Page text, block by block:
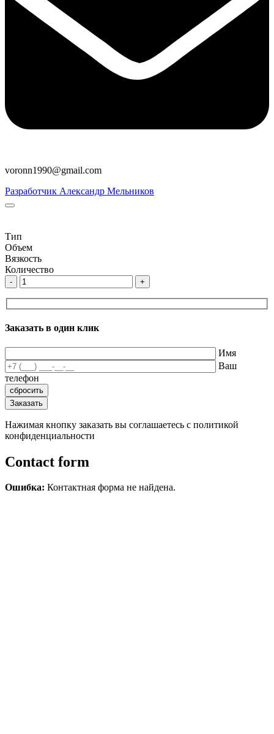
voronn1990@gmail.com
Разработчик Александр Мельников
Тип
Объем
Вязкость
Количество
- +
Заказать в один клик
Имя
Ваш
телефон
Нажимая кнопку заказать вы соглашаетесь с политикой
конфиденциальности
Contact form
Ошибка: Контактная форма не найдена.